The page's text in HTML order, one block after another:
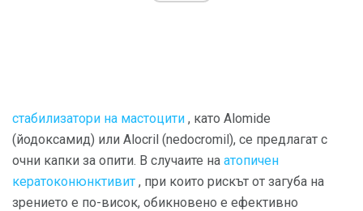
стабилизатори на мастоцити , като Alomide
(йодоксамид) или Alocril (nedocromil), се предлагат с
очни капки за опити. В случаите на атопичен
кератоконюнктивит , при които рискът от загуба на
зрението е по-висок, обикновено е ефективно